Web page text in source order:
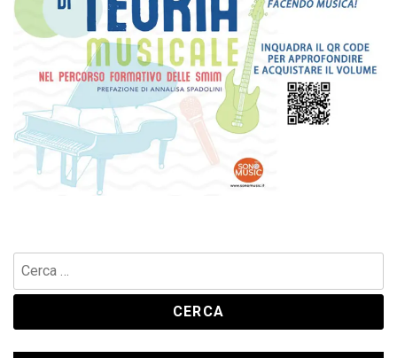
Ricerca
per: